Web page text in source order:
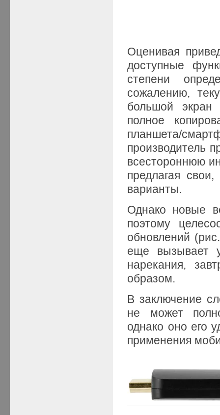
Оценивая
доступные
степени
сожалению,
большой
полное
планшета/
производитель
всестороннюю
предлагая
варианты.
Однако новые
поэтому
обновлений
еще вызывает
нарекания,
образом.
В заключение
не может
однако оно его
применения